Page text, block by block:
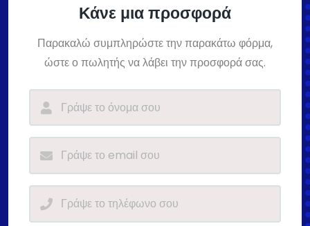
Κάνε μια προσφορά
Παρακαλώ συμπληρώστε την παρακάτω φόρμα,
ώστε ο πωλητής να λάβει την προσφορά σας.